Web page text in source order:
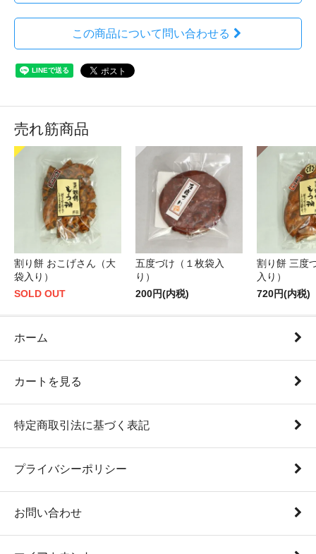
この商品について問い合わせる
売れ筋商品
割り餅 おこげさん（大
袋入り）
SOLD OUT
五度づけ（１枚袋入
り）
200円(内税)
割り餅 三度
入り）
720円(内税)
ホーム
カートを見る
特定商取引法に基づく表記
プライバシーポリシー
お問い合わせ